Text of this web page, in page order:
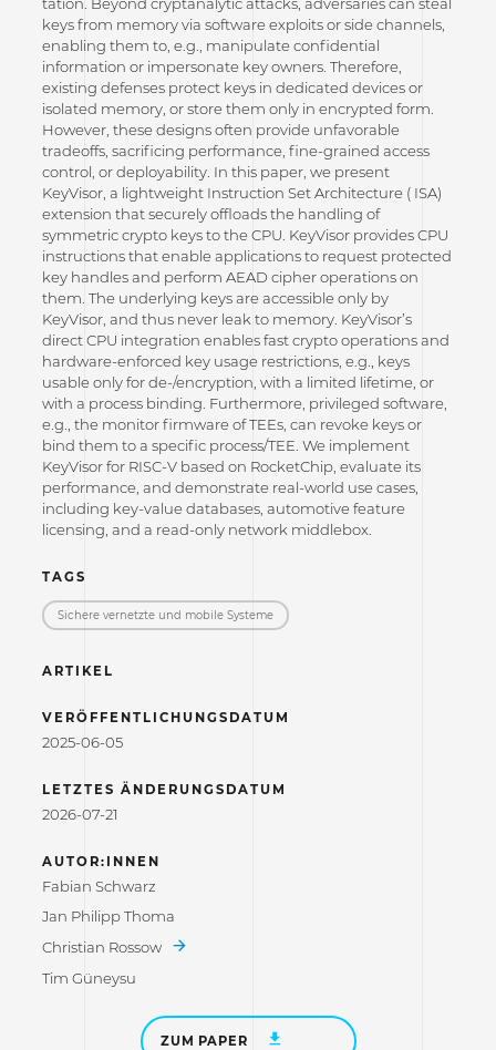
keys from memory via software exploits or side channels,
enabling them to, e.g., manipulate confidential
information or impersonate key owners. Therefore,
existing defenses protect keys in dedicated devices or
isolated memory, or store them only in encrypted form.
However, these designs often provide unfavorable
tradeoffs, sacrificing performance, fine-grained access
control, or deployability. In this paper, we present
KeyVisor, a lightweight Instruction Set Architecture ( ISA)
extension that securely offloads the handling of
symmetric crypto keys to the CPU. KeyVisor provides CPU
instructions that enable applications to request protected
key handles and perform AEAD cipher operations on
them. The underlying keys are accessible only by
KeyVisor, and thus never leak to memory. KeyVisor’s
direct CPU integration enables fast crypto operations and
hardware-enforced key usage restrictions, e.g., keys
usable only for de-/encryption, with a limited lifetime, or
with a process binding. Furthermore, privileged software,
e.g., the monitor firmware of TEEs, can revoke keys or
bind them to a specific process/TEE. We implement
KeyVisor for RISC-V based on RocketChip, evaluate its
performance, and demonstrate real-world use cases,
including key-value databases, automotive feature
licensing, and a read-only network middlebox.
TAGS
Sichere vernetzte und mobile Systeme
ARTIKEL
VERÖFFENTLICHUNGSDATUM
2025-06-05
LETZTES ÄNDERUNGSDATUM
2026-07-21
AUTOR:INNEN
Fabian Schwarz
Jan Philipp Thoma
Christian Rossow
Tim Güneysu
ZUM PAPER